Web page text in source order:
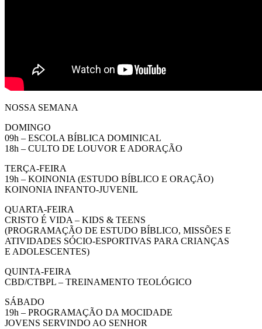
NOSSA SEMANA
DOMINGO
09h – ESCOLA BÍBLICA DOMINICAL
18h – CULTO DE LOUVOR E ADORAÇÃO
TERÇA-FEIRA
19h – KOINONIA (ESTUDO BÍBLICO E ORAÇÃO)
KOINONIA INFANTO-JUVENIL
QUARTA-FEIRA
CRISTO É VIDA – KIDS & TEENS
(PROGRAMAÇÃO DE ESTUDO BÍBLICO, MISSÕES E
ATIVIDADES SÓCIO-ESPORTIVAS PARA CRIANÇAS
E ADOLESCENTES)
QUINTA-FEIRA
CBD/CTBPL – TREINAMENTO TEOLÓGICO
SÁBADO
19h – PROGRAMAÇÃO DA MOCIDADE
JOVENS SERVINDO AO SENHOR